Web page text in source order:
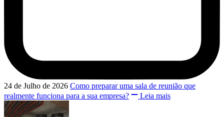
24 de Julho de 2026 Como preparar uma sala de reunião que
realmente funciona para a sua empresa?
Leia mais